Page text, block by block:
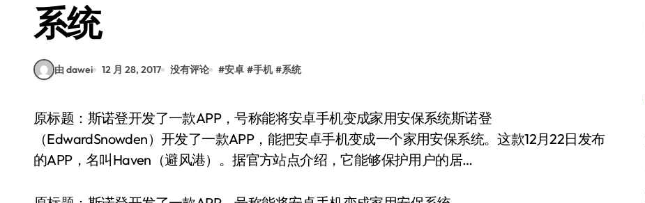
系统
由 dawei 12 月 28, 2017 没有评论 #安卓 #手机 #系统
原标题：斯诺登开发了一款APP，号称能将安卓手机变成家用安保系统斯诺登
（EdwardSnowden）开发了一款APP，能把安卓手机变成一个家用安保系统。这款12月22日发布
的APP，名叫Haven（避风港）。据官方站点介绍，它能够保护用户的居…